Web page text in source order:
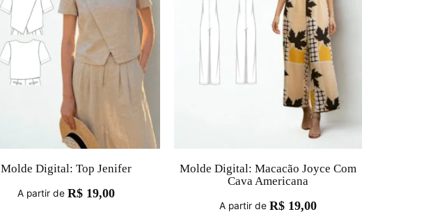
Molde Digital: Top Jenifer
A partir de R$ 19,00
Molde Digital: Macacão Joyce Com
Cava Americana
A partir de R$ 19,00